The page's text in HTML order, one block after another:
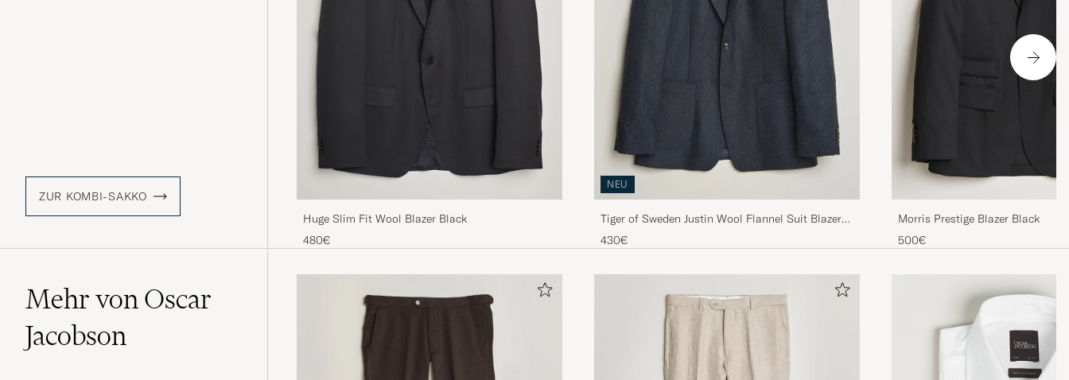
ZUR KOMBI-SAKKO
Huge Slim Fit Wool Blazer Black
480€
NEU
Tiger of Sweden Justin Wool Flannel Suit Blazer
Midnight Blue
430€
Morris Prestige Blazer Black
500€
Mehr von Oscar
Jacobson